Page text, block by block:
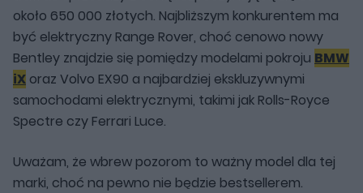
około 650 000 złotych. Najbliższym konkurentem ma
być elektryczny Range Rover, choć cenowo nowy
Bentley znajdzie się pomiędzy modelami pokroju BMW
iX oraz Volvo EX90 a najbardziej ekskluzywnymi
samochodami elektrycznymi, takimi jak Rolls-Royce
Spectre czy Ferrari Luce.
Uważam, że wbrew pozorom to ważny model dla tej
marki, choć na pewno nie będzie bestsellerem.